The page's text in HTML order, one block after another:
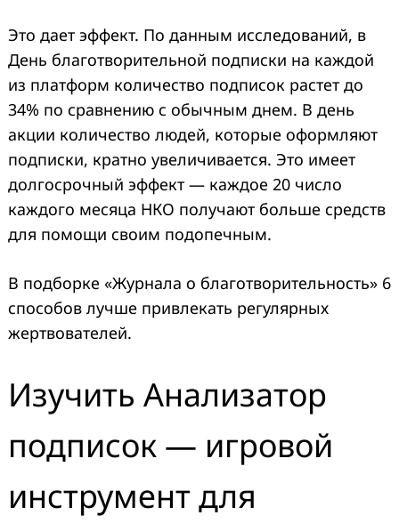
Это дает эффект. По данным исследований, в
День благотворительной подписки на каждой
из платформ количество подписок растет до
34% по сравнению с обычным днем. В день
акции количество людей, которые оформляют
подписки, кратно увеличивается. Это имеет
долгосрочный эффект — каждое 20 число
каждого месяца НКО получают больше средств
для помощи своим подопечным.
В подборке «Журнала о благотворительность» 6
способов лучше привлекать регулярных
жертвователей.
Изучить Анализатор
подписок — игровой
инструмент для